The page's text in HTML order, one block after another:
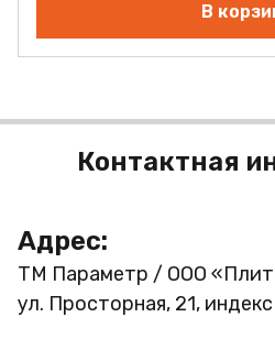
В
Контактная
Адрес:
ТМ Параметр / ООО
ул. Просторная, 21,